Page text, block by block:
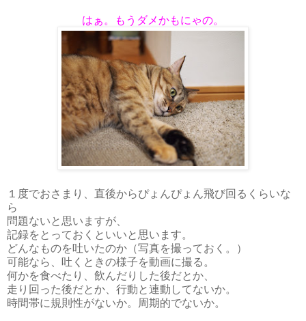
はぁ。もうダメかもにゃの。
１度でおさまり、直後からぴょんぴょん飛び回るくらいな
ら
問題ないと思いますが、
記録をとっておくといいと思います。
どんなものを吐いたのか（写真を撮っておく。）
可能なら、吐くときの様子を動画に撮る。
何かを食べたり、飲んだりした後だとか、
走り回った後だとか、行動と連動してないか。
時間帯に規則性がないか。周期的でないか。